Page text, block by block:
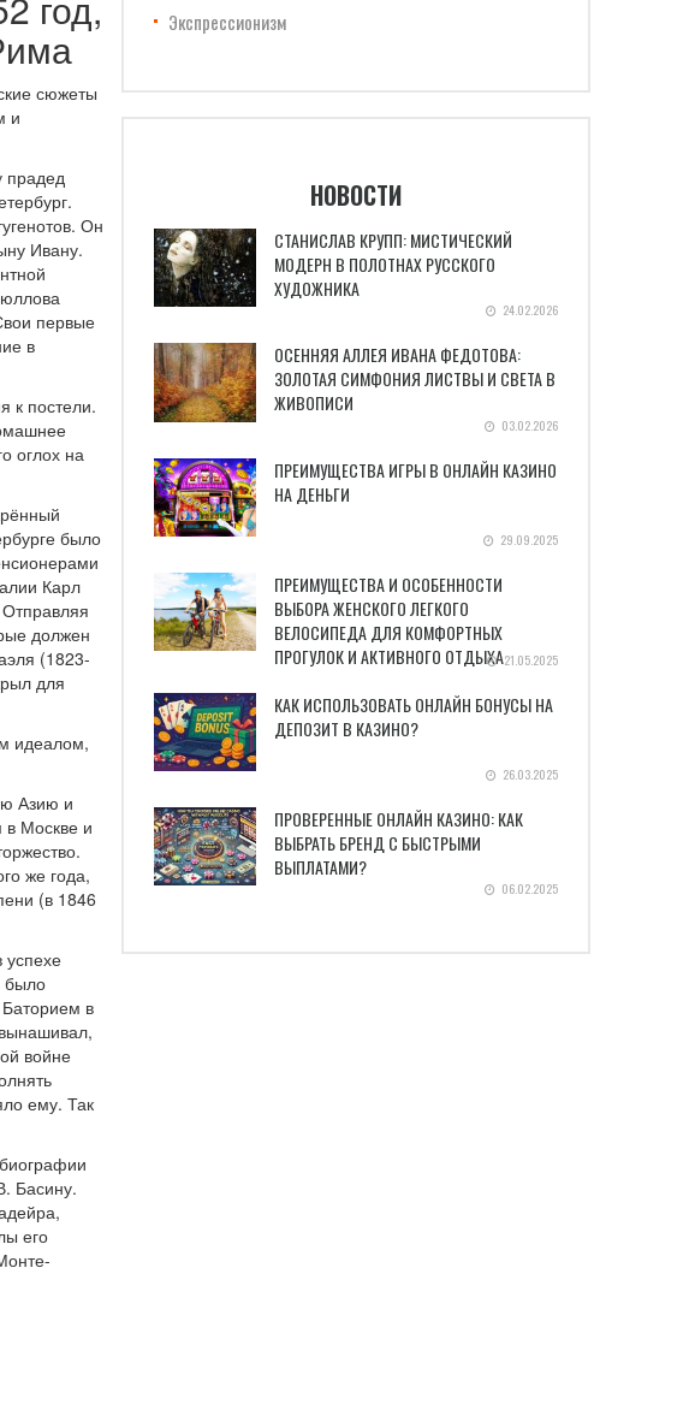
сюжеты
и
прадед
Он
Ивану.
первые
в
к постели.
оглох на
было
Карл
должен
(1823-
для
идеалом,
Азию и
в Москве и
же года,
(в 1846
было
в
войне
ему. Так
Басину.
его
Экспрессионизм
НОВОСТИ
СТАНИСЛАВ КРУПП: МИСТИЧЕСКИЙ
МОДЕРН В ПОЛОТНАХ РУССКОГО
ХУДОЖНИКА
24.02.2026
ОСЕННЯЯ АЛЛЕЯ ИВАНА ФЕДОТОВА:
ЗОЛОТАЯ СИМФОНИЯ ЛИСТВЫ И СВЕТА В
ЖИВОПИСИ
03.02.2026
ПРЕИМУЩЕСТВА ИГРЫ В ОНЛАЙН КАЗИНО
НА ДЕНЬГИ
29.09.2025
ПРЕИМУЩЕСТВА И ОСОБЕННОСТИ
ВЫБОРА ЖЕНСКОГО ЛЕГКОГО
ВЕЛОСИПЕДА ДЛЯ КОМФОРТНЫХ
ПРОГУЛОК И АКТИВНОГО ОТДЫХА21.05.2025
КАК ИСПОЛЬЗОВАТЬ ОНЛАЙН БОНУСЫ НА
ДЕПОЗИТ В КАЗИНО?
26.03.2025
ПРОВЕРЕННЫЕ ОНЛАЙН КАЗИНО: КАК
ВЫБРАТЬ БРЕНД С БЫСТРЫМИ
ВЫПЛАТАМИ?
06.02.2025